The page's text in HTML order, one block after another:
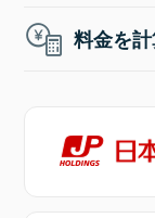
料金を